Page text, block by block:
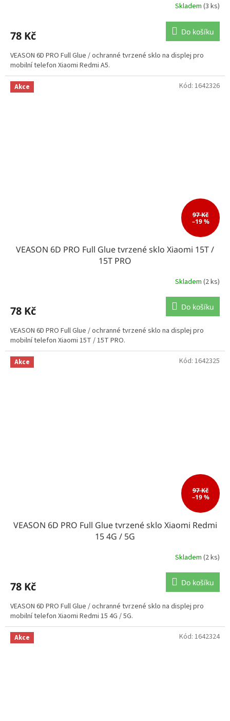
Skladem (3 ks)
78 Kč Do košíku
VEASON 6D PRO Full Glue / ochranné tvrzené sklo na displej pro
mobilní telefon Xiaomi Redmi A5.
Akce
97 Kč
–19 %
VEASON 6D PRO Full Glue tvrzené sklo Xiaomi 15T /
15T PRO
Skladem (2 ks)
78 Kč Do košíku
VEASON 6D PRO Full Glue / ochranné tvrzené sklo na displej pro
mobilní telefon Xiaomi 15T / 15T PRO.
Kód: 1642326
Akce
97 Kč
–19 %
VEASON 6D PRO Full Glue tvrzené sklo Xiaomi Redmi
15 4G / 5G
Skladem (2 ks)
78 Kč Do košíku
VEASON 6D PRO Full Glue / ochranné tvrzené sklo na displej pro
mobilní telefon Xiaomi Redmi 15 4G / 5G.
Kód: 1642325
Akce Kód: 1642324